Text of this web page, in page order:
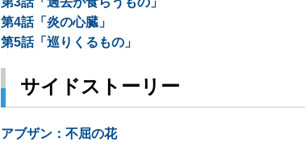
第4話「炎の心臓」
第5話「巡りくるもの」
サイドストーリー
アブザン：不屈の花